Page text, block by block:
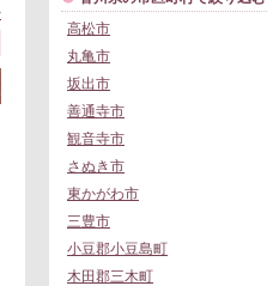
高松市
丸亀市
坂出市
善通寺市
観音寺市
さぬき市
東かがわ市
三豊市
小豆郡小豆島町
木田郡三木町